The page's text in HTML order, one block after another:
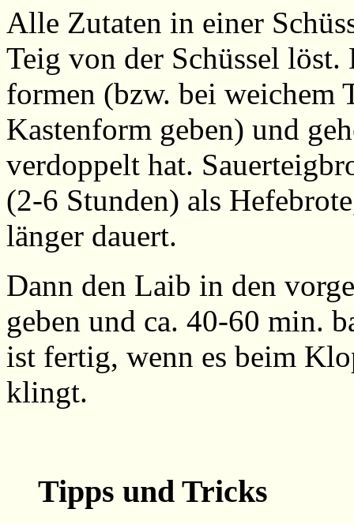
Alle Zutaten in einer
Teig von der Schüssel
formen (bzw. bei weichem
Kastenform geben) und
verdoppelt hat.
(2-6 Stunden) als
länger dauert.
Dann den Laib in den
geben und ca. 40-60 min.
ist fertig, wenn es beim
klingt.
Tipps und Tricks